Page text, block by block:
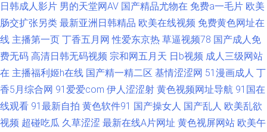
18 国产黑丝视频 国产精品久久亚 国产乱子伦一区二区三 国产91在线播放 国
产精品久久国产丰满 福利精品在线 精品国产精品四区 久操久热 黄色APP瑟
瑟 国产精品影院一区二区 国产92视频 国产精品久久内蒙 狠狠插在线观看视
频 伊人在线观看AV影院 欧美日韩激情婷婷 91秦先生在线 免费性爱AU 99草
日韩成人影片 男的天堂网AV 国产精品尤物在 免费a一毛片 欧美
肠交扩张另类 最新亚洲日韩精品 欧美在线视频 免费黄色网址在
线 主播第一页 丁香五月网 性爱东京热 草逼视频78 国产成人免
费无码 高清日韩无码视频 宗和网五月天 日b视频 成人三级网站
在 主播福利姬h在线 国产精一精二区 基情涩涩网 51漫画成人 丁
香5月综合网 91爱爱com 伊人涩涩射 黄色视频网址导航 91国在
线观看 91最新自拍 黄色软件91 国产操女人 国产乱人 欧美乱欲
视频 超碰吃瓜 久草涩涩 最新在线A片网址 黄色视屏网站 欧美午